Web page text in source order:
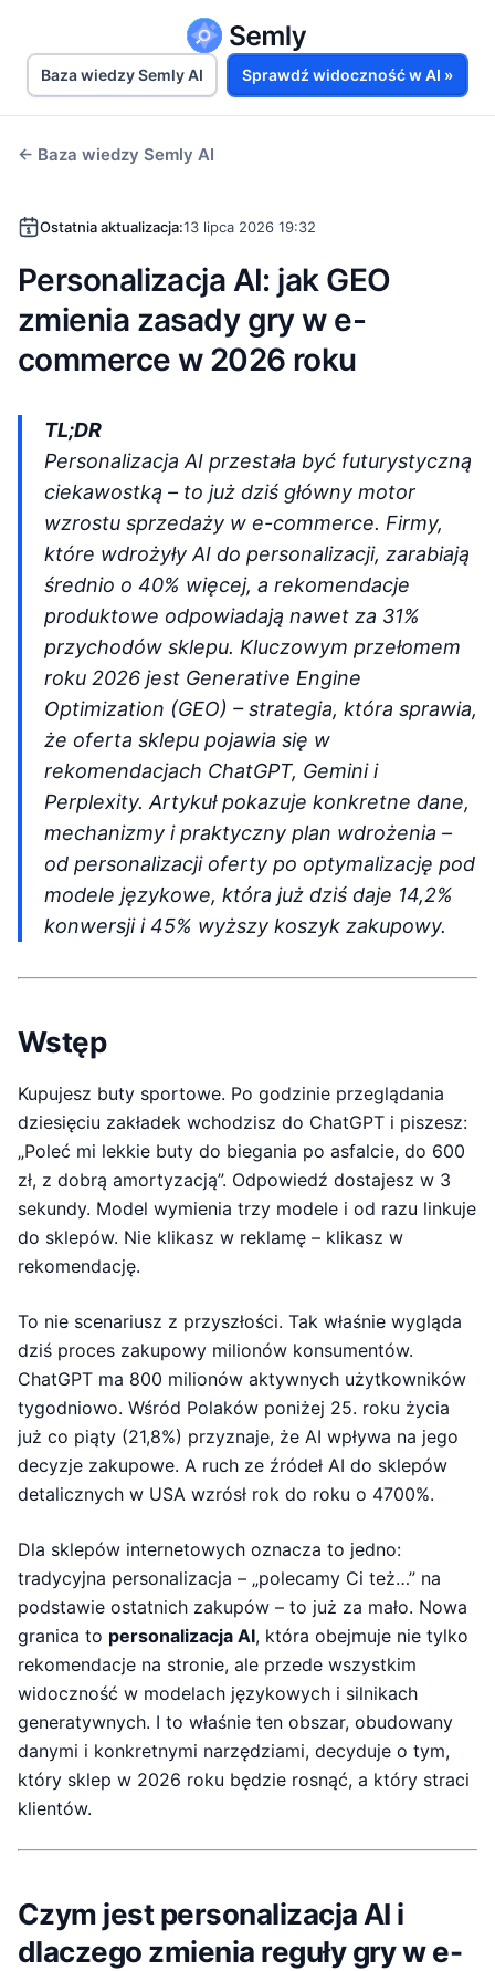
Baza wiedzy Semly AI Sprawdź widoczność w AI »
← Baza wiedzy Semly AI
Ostatnia aktualizacja:13 lipca 2026 19:32
Personalizacja AI: jak GEO
zmienia zasady gry w e-
commerce w 2026 roku
TL;DR
Personalizacja AI przestała być futurystyczną
ciekawostką – to już dziś główny motor
wzrostu sprzedaży w e-commerce. Firmy,
które wdrożyły AI do personalizacji, zarabiają
średnio o 40% więcej, a rekomendacje
produktowe odpowiadają nawet za 31%
przychodów sklepu. Kluczowym przełomem
roku 2026 jest Generative Engine
Optimization (GEO) – strategia, która sprawia,
że oferta sklepu pojawia się w
rekomendacjach ChatGPT, Gemini i
Perplexity. Artykuł pokazuje konkretne dane,
mechanizmy i praktyczny plan wdrożenia –
od personalizacji oferty po optymalizację pod
modele językowe, która już dziś daje 14,2%
konwersji i 45% wyższy koszyk zakupowy.
Wstęp
Kupujesz buty sportowe. Po godzinie przeglądania
dziesięciu zakładek wchodzisz do ChatGPT i piszesz:
„Poleć mi lekkie buty do biegania po asfalcie, do 600
zł, z dobrą amortyzacją”. Odpowiedź dostajesz w 3
sekundy. Model wymienia trzy modele i od razu linkuje
do sklepów. Nie klikasz w reklamę – klikasz w
rekomendację.
To nie scenariusz z przyszłości. Tak właśnie wygląda
dziś proces zakupowy milionów konsumentów.
ChatGPT ma 800 milionów aktywnych użytkowników
tygodniowo. Wśród Polaków poniżej 25. roku życia
już co piąty (21,8%) przyznaje, że AI wpływa na jego
decyzje zakupowe. A ruch ze źródeł AI do sklepów
detalicznych w USA wzrósł rok do roku o 4700%.
Dla sklepów internetowych oznacza to jedno:
tradycyjna personalizacja – „polecamy Ci też…” na
podstawie ostatnich zakupów – to już za mało. Nowa
granica to personalizacja AI, która obejmuje nie tylko
rekomendacje na stronie, ale przede wszystkim
widoczność w modelach językowych i silnikach
generatywnych. I to właśnie ten obszar, obudowany
danymi i konkretnymi narzędziami, decyduje o tym,
który sklep w 2026 roku będzie rosnąć, a który straci
klientów.
Czym jest personalizacja AI i
dlaczego zmienia reguły gry w e-